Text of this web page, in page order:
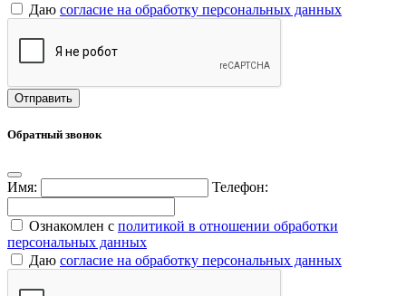
Даю согласие на обработку персональных данных
Обратный звонок
Имя: Телефон:
Ознакомлен с политикой в отношении обработки
персональных данных
Даю согласие на обработку персональных данных